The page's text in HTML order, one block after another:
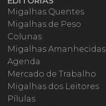
Migalhas Quentes
Migalhas de Peso
Colunas
Migalhas Amanhecidas
Agenda
Mercado de Trabalho
Migalhas dos Leitores
Pílulas